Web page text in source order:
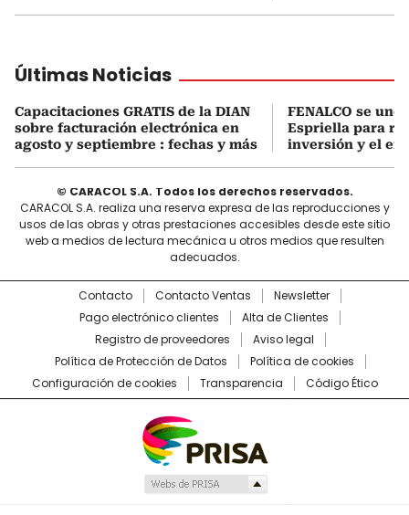
Últimas Noticias
Capacitaciones GRATIS de la DIAN
sobre facturación electrónica en
agosto y septiembre : fechas y más
FENALCO se une
Espriella para
inversión y el
© CARACOL S.A. Todos los derechos reservados.
CARACOL S.A. realiza una reserva expresa de las reproducciones y
usos de las obras y otras prestaciones accesibles desde este sitio
web a medios de lectura mecánica u otros medios que resulten
adecuados.
Contacto Contacto Ventas
Newsletter
Pago electrónico clientes
Alta de Clientes
Registro de proveedores
Aviso legal
Política de Protección de Datos
Política de cookies
Configuración de cookies
Transparencia Código Ético